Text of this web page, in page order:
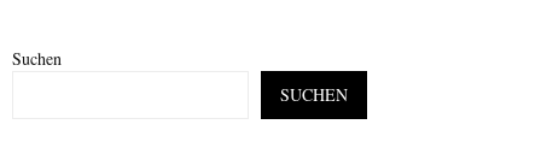
Suchen
SUCHEN